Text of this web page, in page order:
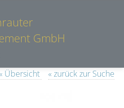
GmbH
Übersicht
« zurück zur Suche